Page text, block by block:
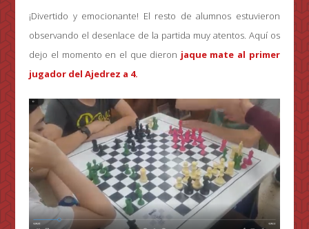
¡Divertido y emocionante! El resto de alumnos estuvieron
observando el desenlace de la partida muy atentos. Aquí os
dejo el momento en el que dieron jaque mate al primer
jugador del Ajedrez a 4.